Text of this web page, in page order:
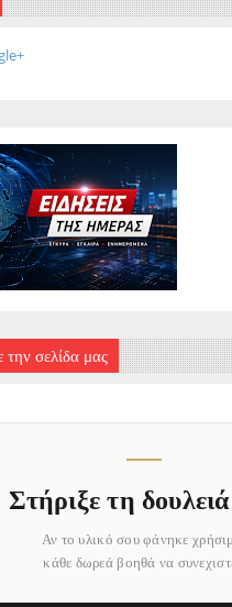
την σελίδα μας
Στήριξε τη
Αν το υλικό σου φάνηκε
κάθε δωρεά βοηθά να